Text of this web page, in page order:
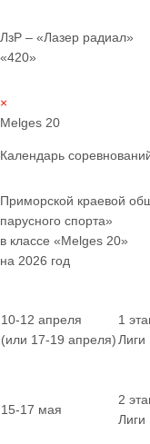
ЛзР – «Лазер
«420» Л –
×
Melges 20
Календарь
Приморской краевой
парусного спорта»
в классе «Melges 20»
на 2026 год
10-12 апреля
(или 17-19 апреля)
1
Лиги
15-17 мая
2
Лиги